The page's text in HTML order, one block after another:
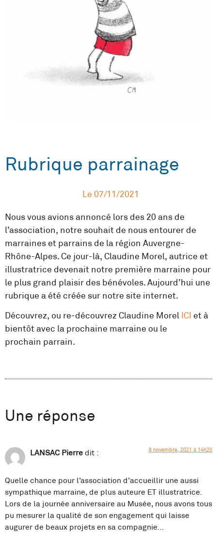
Rubrique parrainage
Le 07/11/2021
Nous vous avions annoncé lors des 20 ans de
l’association, notre souhait de nous entourer de
marraines et parrains de la région Auvergne-
Rhône-Alpes. Ce jour-là, Claudine Morel, autrice et
illustratrice devenait notre première marraine pour
le plus grand plaisir des bénévoles. Aujourd’hui une
rubrique a été créée sur notre site internet.
Découvrez, ou re-découvrez Claudine Morel ICI et à
bientôt avec la prochaine marraine ou le
prochain parrain.
Une réponse
LANSAC Pierre dit : 8 novembre, 2021 à 14h20
Quelle chance pour l’association d’accueillir une aussi
sympathique marraine, de plus auteure ET illustratrice.
Lors de la journée anniversaire au Musée, nous avons tous
pu mesurer la qualité de son engagement qui laisse
augurer de beaux projets en sa compagnie…